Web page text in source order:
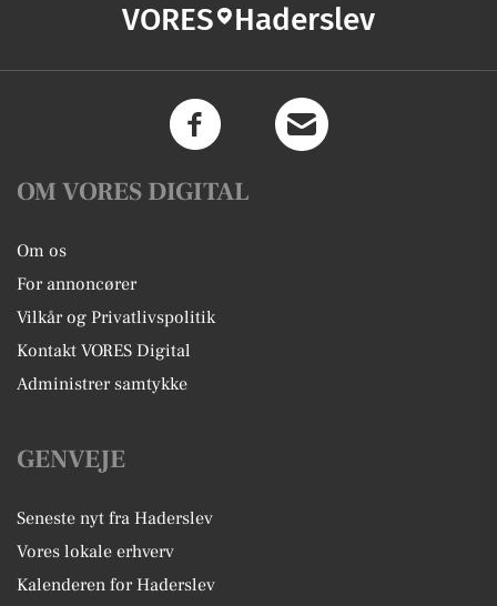
VORES Haderslev
OM VORES DIGITAL
Om os
For annoncører
Vilkår og Privatlivspolitik
Kontakt VORES Digital
Administrer samtykke
GENVEJE
Seneste nyt fra Haderslev
Vores lokale erhverv
Kalenderen for Haderslev